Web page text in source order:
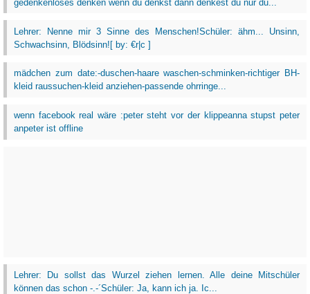
gedenkenloses denken wenn du denkst dann denkest du nur du...
Lehrer: Nenne mir 3 Sinne des Menschen!Schüler: ähm... Unsinn,
Schwachsinn, Blödsinn![ by: €r|c ]
mädchen zum date:-duschen-haare waschen-schminken-richtiger BH-
kleid raussuchen-kleid anziehen-passende ohrringe...
wenn facebook real wäre :peter steht vor der klippeanna stupst peter
anpeter ist offline
Lehrer: Du sollst das Wurzel ziehen lernen. Alle deine Mitschüler
können das schon -.-´Schüler: Ja, kann ich ja. Ic...